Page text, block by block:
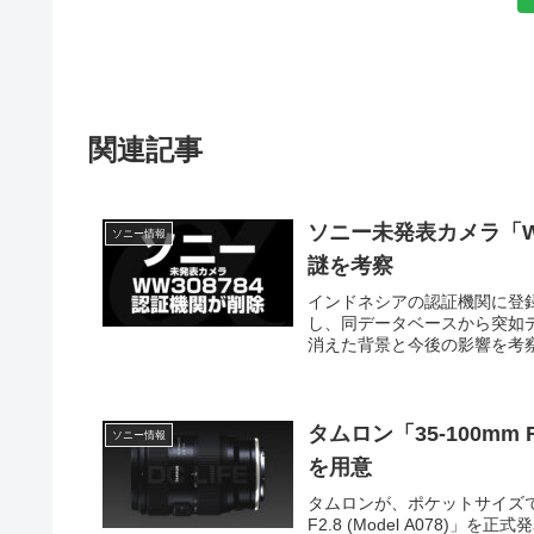
関連記事
ソニー情報
ソニー未発表カメラ「
謎を考察
インドネシアの認証機関に登
し、同データベースから突
消えた背景と今後の影響を考
ソニー情報
タムロン「35-100mm
を用意
タムロンが、ポケットサイ
F2.8 (Model A078)」を正式